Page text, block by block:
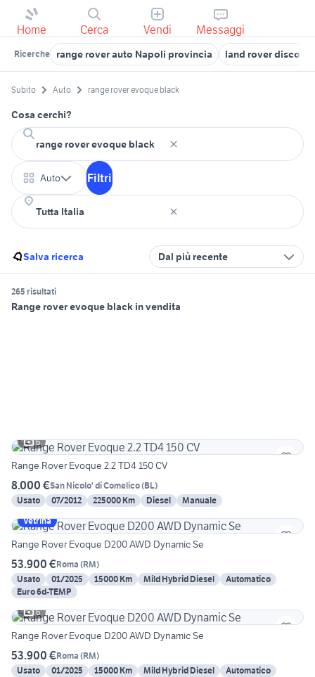
Home Cerca Vendi Messaggi
Ricerche range rover auto Napoli provincia land rover
Subito Auto range rover evoque black
Cosa cerchi?
Auto Filtri
Salva ricerca Dal più recente
265 risultati
Range rover evoque black in vendita
6
Range Rover Evoque 2.2 TD4 150 CV
8.000 €San Nicolo' di Comelico(BL)
Usato
07/2012 225000 Km Diesel
Manuale
Vetrina
Range Rover Evoque D200 AWD Dynamic Se
53.900 €Roma (RM)
Usato
01/2025 15000 Km Mild Hybrid Diesel
Automatico
Euro 6d-TEMP
6
Range Rover Evoque D200 AWD Dynamic Se
53.900 €Roma (RM)
Usato
01/2025 15000 Km Mild Hybrid Diesel
Automatico